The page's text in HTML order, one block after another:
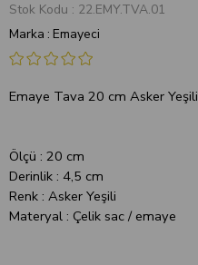
Stok Kodu
22.EMY.TVA.01
Marka : Emayeci
Emaye Tava 20 cm Asker Yeşili
Ölçü : 20 cm
Derinlik : 4,5 cm
Renk : Asker Yeşili
Materyal : Çelik sac / emaye